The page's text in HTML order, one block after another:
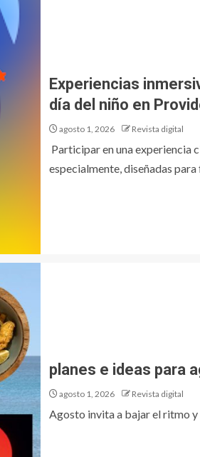
Experiencias
día del niño en
agosto 1, 2026 Revista digital
Participar en una experiencia
especialmente, diseñadas para
planes e ideas para
agosto 1, 2026 Revista digital
Agosto invita a bajar el ritmo y